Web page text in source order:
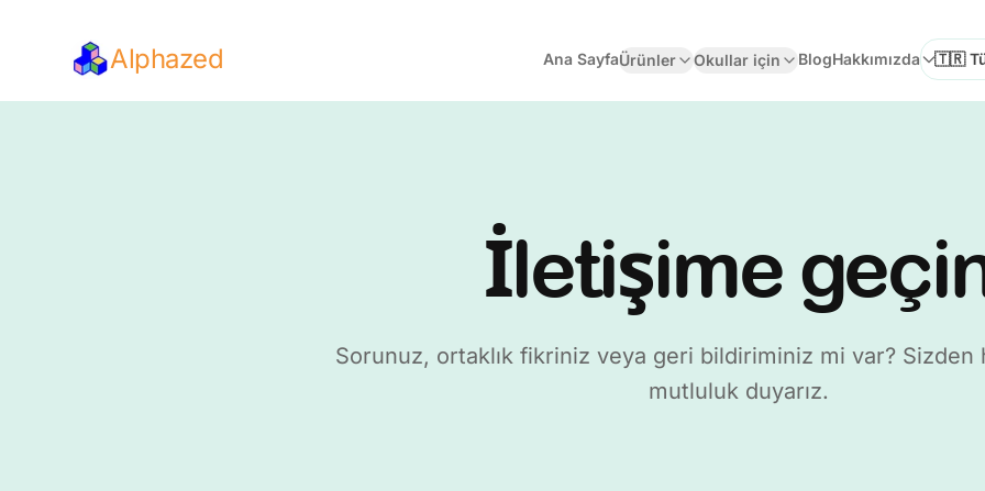
Alphazed Ana SayfaÜrünler Okullar için BlogHakkımızda
Dil
İletişime
Sorunuz, ortaklık fikriniz veya geri bildiriminiz mi var? Sizden
mutluluk duyarız.